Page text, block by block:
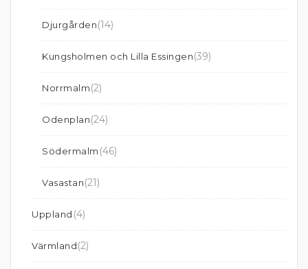
Djurgården(14)
Kungsholmen och Lilla Essingen(39)
Norrmalm(2)
Odenplan(24)
Södermalm (46)
Vasastan(21)
Uppland (4)
Värmland(2)